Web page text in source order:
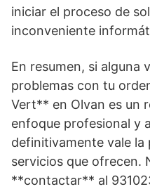
iniciar el proceso de
inconveniente
En resumen, si alguna
problemas con tu
Vert** en Olvan es un
enfoque profesional y
definitivamente vale la
servicios que ofrecen.
**contactar** al